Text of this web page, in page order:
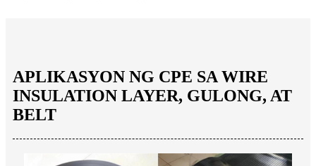
APLIKASYON NG CPE SA WIRE
INSULATION LAYER, GULONG, AT
BELT